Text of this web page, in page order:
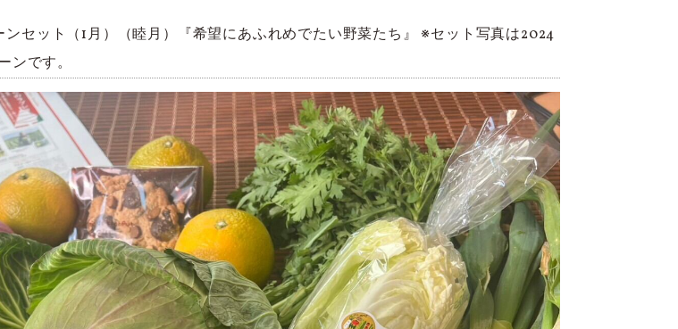
ンセット（1月）（睦月）『希望にあふれめでたい野菜たち』 ※セット写真は2024
ンです。